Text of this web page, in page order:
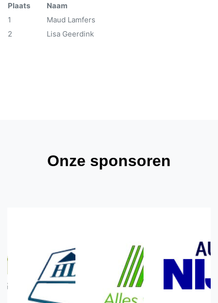
Plaats
Naam
1
Maud Lamfers
2
Lisa Geerdink
Onze sponsoren